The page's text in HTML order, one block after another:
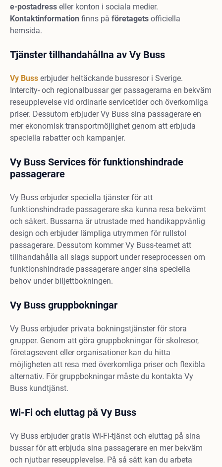
e-postadress eller konton i sociala medier.
Kontaktinformation finns på företagets officiella
hemsida.
Tjänster tillhandahållna av Vy Buss
Vy Buss erbjuder heltäckande bussresor i Sverige.
Intercity- och regionalbussar ger passagerarna en bekväm
reseupplevelse vid ordinarie servicetider och överkomliga
priser. Dessutom erbjuder Vy Buss sina passagerare en
mer ekonomisk transportmöjlighet genom att erbjuda
speciella rabatter och kampanjer.
Vy Buss Services för funktionshindrade
passagerare
Vy Buss erbjuder speciella tjänster för att
funktionshindrade passagerare ska kunna resa bekvämt
och säkert. Bussarna är utrustade med handikappvänlig
design och erbjuder lämpliga utrymmen för rullstol
passagerare. Dessutom kommer Vy Buss-teamet att
tillhandahålla all slags support under reseprocessen om
funktionshindrade passagerare anger sina speciella
behov under biljettbokningen.
Vy Buss gruppbokningar
Vy Buss erbjuder privata bokningstjänster för stora
grupper. Genom att göra gruppbokningar för skolresor,
företagsevent eller organisationer kan du hitta
möjligheten att resa med överkomliga priser och flexibla
alternativ. För gruppbokningar måste du kontakta Vy
Buss kundtjänst.
Wi-Fi och eluttag på Vy Buss
Vy Buss erbjuder gratis Wi-Fi-tjänst och eluttag på sina
bussar för att erbjuda sina passagerare en mer bekväm
och njutbar reseupplevelse. På så sätt kan du arbeta